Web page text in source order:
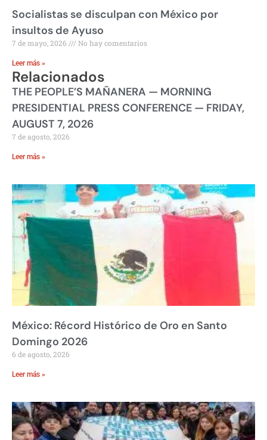
Socialistas se disculpan con México por
insultos de Ayuso
7 de mayo, 2026 No hay comentarios
Leer más »
Relacionados
THE PEOPLE’S MAÑANERA — MORNING
PRESIDENTIAL PRESS CONFERENCE — FRIDAY,
AUGUST 7, 2026
7 de agosto, 2026
Leer más »
México: Récord Histórico de Oro en Santo
Domingo 2026
6 de agosto, 2026
Leer más »